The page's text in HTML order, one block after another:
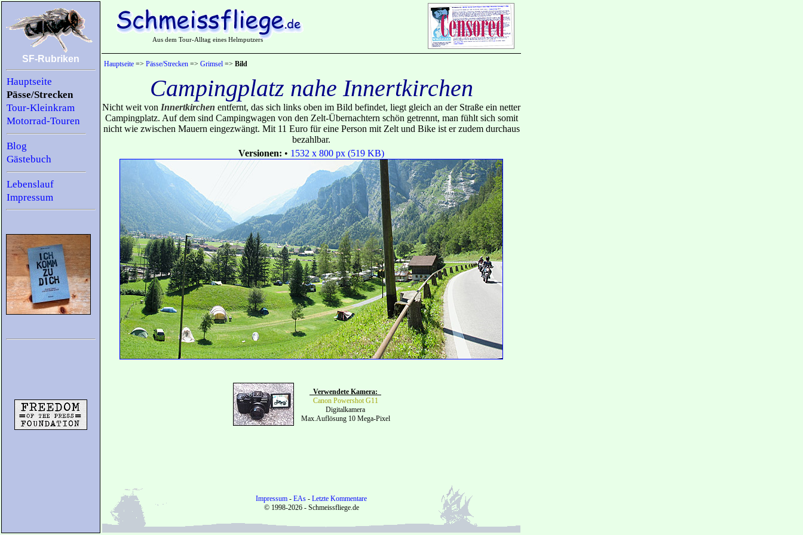
SF-Rubriken
Hauptseite
Pässe/Strecken
Tour-Kleinkram
Motorrad-Touren
Blog
Gästebuch
Lebenslauf
Impressum
Aus dem Tour-Alltag eines Helmputzers
Hauptseite => Pässe/Strecken => Grimsel => Bild
Campingplatz nahe Innertkirchen
Nicht weit von Innertkirchen entfernt, das sich links oben im Bild befindet, liegt gleich an der Straße ein netter
Campingplatz. Auf dem sind Campingwagen von den Zelt-Übernachtern schön getrennt, man fühlt sich somit
nicht wie zwischen Mauern eingezwängt. Mit 11 Euro für eine Person mit Zelt und Bike ist er zudem durchaus
bezahlbar.
Versionen: • 1532 x 800 px (519 KB)
Verwendete Kamera:
Canon Powershot G11
Digitalkamera
Max.Auflösung 10 Mega-Pixel
Impressum - EAs - Letzte Kommentare
© 1998-2026 - Schmeissfliege.de